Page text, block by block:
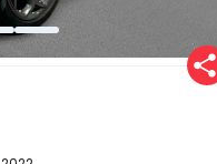
Transmisión